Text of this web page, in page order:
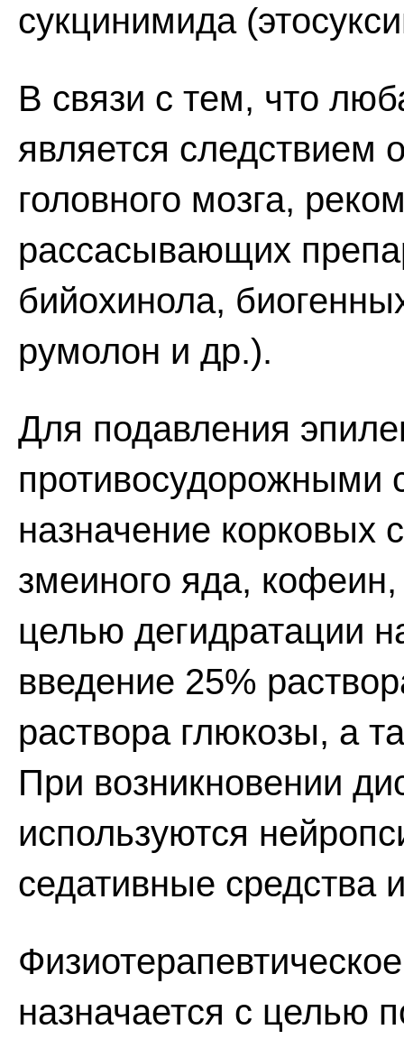
сукцинимида
В связи с тем, что
является следствием
головного мозга,
рассасывающих
бийохинола,
румолон и др.).
Для подавления
противосудорожными
назначение корковых
змеиного яда,
целью дегидратации
введение 25%
раствора глюкозы, а
При возникновении
используются
седативные средства
назначается с целью